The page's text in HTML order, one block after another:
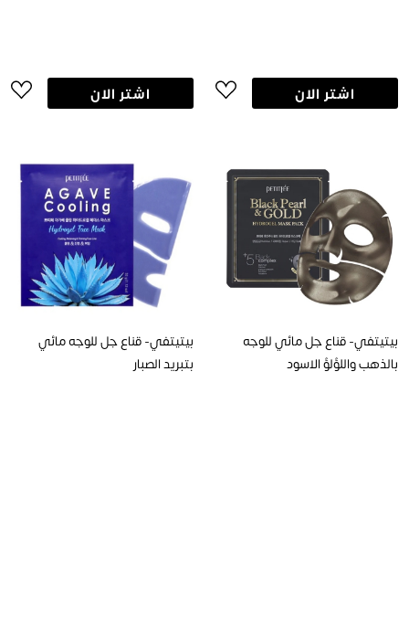
اشتر الان اشتر الان
بيتيتفي- قناع جل مائي للوجه
بالذهب واللؤلؤ الاسود
بيتيتفي- قناع جل للوجه مائي
بتبريد الصبار